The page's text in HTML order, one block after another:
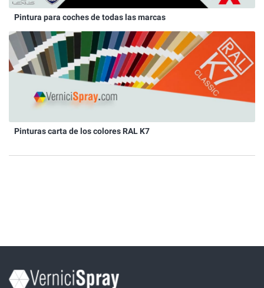
Pintura para coches de todas las marcas
Pinturas carta de los colores RAL K7